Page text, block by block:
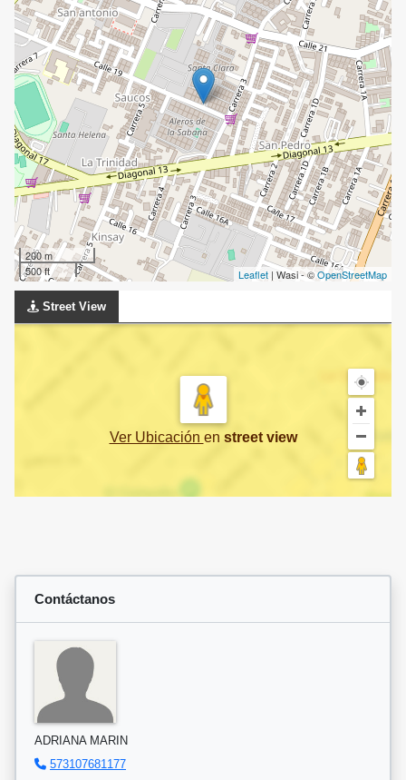
200 m
500 ft
Leaflet | Wasi - ©OpenStreetMap
Street View
Ver Ubicación en street view
Contáctanos
ADRIANA MARIN
573107681177